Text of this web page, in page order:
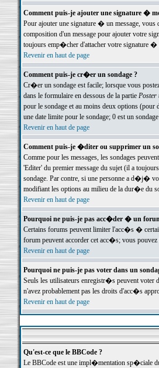
Comment puis-je ajouter une signature �
Pour ajouter une signature � un message,
composition d'un message pour ajouter votre
toujours emp�cher d'attacher votre signature �
Revenir en haut de page
Comment puis-je cr�er un sondage ?
Cr�er un sondage est facile; lorsque vous
dans le formulaire en dessous de la partie Poster
pour le sondage et au moins deux options
une date limite pour le sondage; 0 est un
Revenir en haut de page
Comment puis-je �diter ou supprimer un
Comme pour les messages, les sondages
'Editer' du premier message du sujet (il a
sondage. Par contre, si une personne a d�j�
modifiant les options au milieu de la dur�e du
Revenir en haut de page
Pourquoi ne puis-je pas acc�der � un
Certains forums peuvent limiter l'acc�s �
forum peuvent accorder cet acc�s; vous pouvez
Revenir en haut de page
Pourquoi ne puis-je pas voter dans un
Seuls les utilisateurs enregistr�s peuvent
n'avez probablement pas les droits d'acc�s
Revenir en haut de page
Qu'est-ce que le BBCode ?
Le BBCode est une impl�mentation sp�ciale